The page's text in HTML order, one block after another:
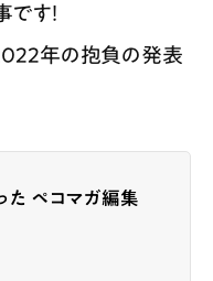
す！
年の抱負の発表
た ペコマガ編集